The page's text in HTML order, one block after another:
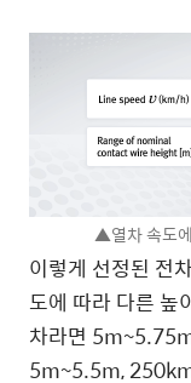
▲열차 속도
이렇게 선정된 전
도에 따라 다른
차라면
5m~5.5m,